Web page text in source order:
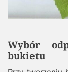
Wybór
bukietu